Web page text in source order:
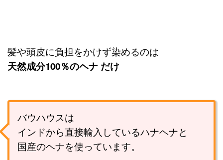
髪や頭皮に負担をかけず染めるのは
天然成分100％のヘナ だけ
バウハウスは
インドから直接輸入しているハナヘナと
国産のヘナを使っています。